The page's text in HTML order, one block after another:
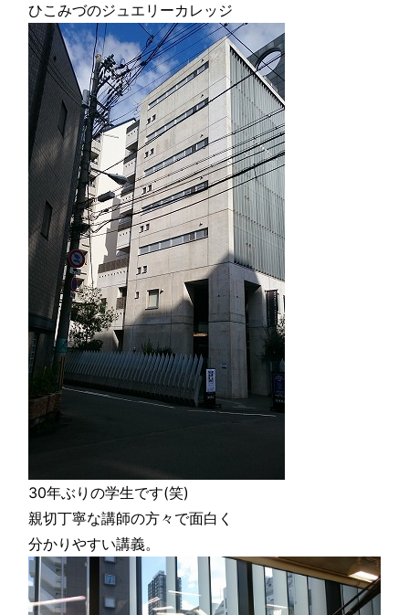
ひこみづのジュエリーカレッジ
30年ぶりの学生です(笑)
親切丁寧な講師の方々で面白く
分かりやすい講義。